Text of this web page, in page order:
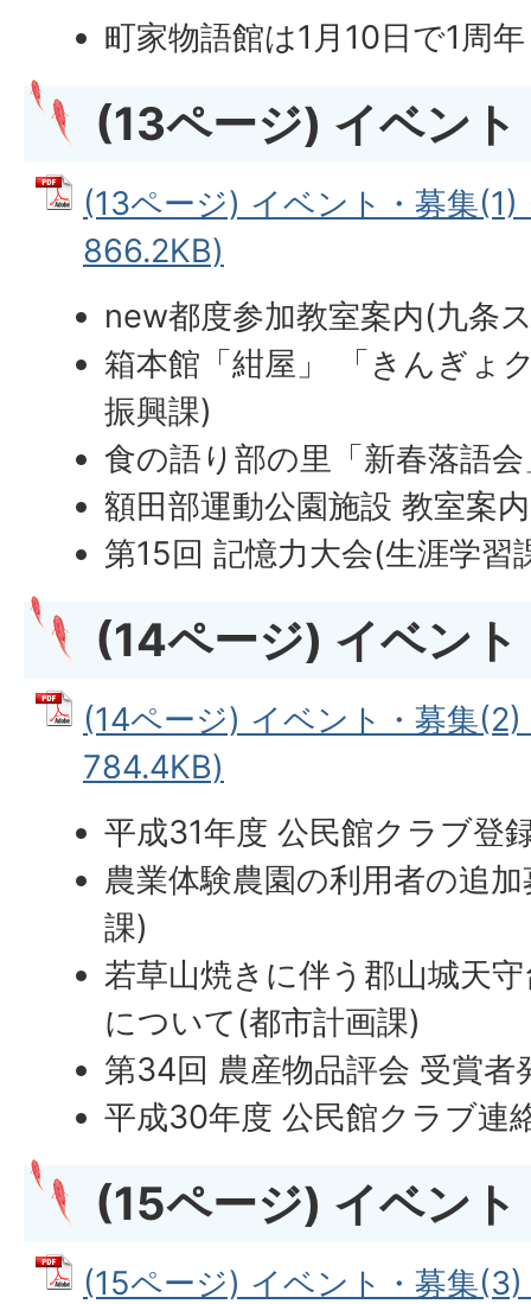
町家物語館は1月10日で1周
(13ページ) イベン
(13ページ) イベント・募集
866.2KB)
new都度参加教室案内(九条
箱本館「紺屋」 「きんぎょ
振興課)
食の語り部の里「新春落語
額田部運動公園施設 教室案内
第15回 記憶力大会(生涯学習
(14ページ) イベン
(14ページ) イベント・募集
784.4KB)
平成31年度 公民館クラブ登
農業体験農園の利用者の追
課)
若草山焼きに伴う郡山城天
について(都市計画課)
第34回 農産物品評会 受賞者
平成30年度 公民館クラブ連
(15ページ) イベン
(15ページ) イベント・募集